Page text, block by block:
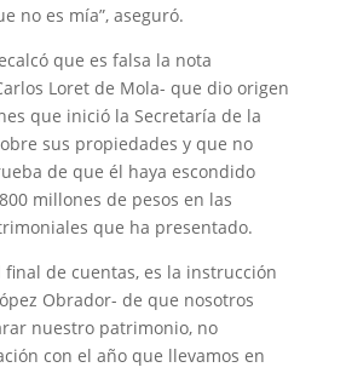
no es mía”, aseguró.
que es falsa la nota
Loret de Mola- que dio origen
que inició la Secretaría de la
sus propiedades y que no
de que él haya escondido
millones de pesos en las
que ha presentado.
final de cuentas, es la instrucción
Obrador- de que nosotros
nuestro patrimonio, no
con el año que llevamos en